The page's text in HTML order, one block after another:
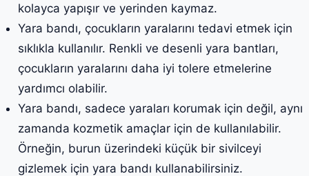
kolayca yapışır ve yerinden kaymaz.
Yara bandı, çocukların yaralarını tedavi etmek için
sıklıkla kullanılır. Renkli ve desenli yara bantları,
çocukların yaralarını daha iyi tolere etmelerine
yardımcı olabilir.
Yara bandı, sadece yaraları korumak için değil, aynı
zamanda kozmetik amaçlar için de kullanılabilir.
Örneğin, burun üzerindeki küçük bir sivilceyi
gizlemek için yara bandı kullanabilirsiniz.